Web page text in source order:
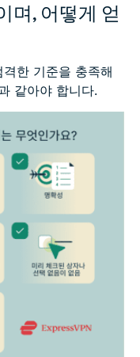
며, 어떻게 얻
한 기준을 충족해
같아야 합니다.